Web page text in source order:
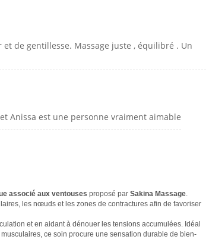
de gentillesse. Massage juste , équilibré . Un
Anissa est une personne vraiment aimable
associé aux ventouses proposé par Sakina Massage.
les nœuds et les zones de contractures afin de favoriser
et en aidant à dénouer les tensions accumulées. Idéal
ce soin procure une sensation durable de bien-